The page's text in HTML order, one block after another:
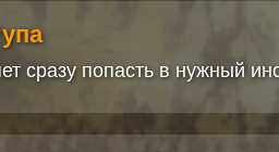
сразу попасть в нужный